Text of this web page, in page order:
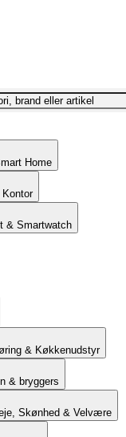
Home
& Smartwatch
& Køkkenudstyr
& bryggers
Skønhed & Velvære